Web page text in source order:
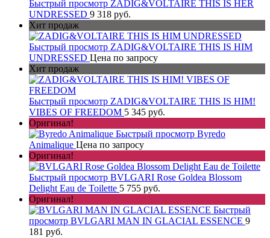
Быстрый просмотр ZADIG&VOLTAIRE THIS IS HER
UNDRESSED 9 318 руб.
Хит продаж
Быстрый просмотр ZADIG&VOLTAIRE THIS IS HIM
UNDRESSED Цена по запросу
Хит продаж
Быстрый просмотр ZADIG&VOLTAIRE THIS IS HIM!
VIBES OF FREEDOM 5 345 руб.
Оригинал!
Быстрый просмотр Byredo
Animalique Цена по запросу
Оригинал!
Быстрый просмотр BVLGARI Rose Goldea Blossom
Delight Eau de Toilette 5 755 руб.
Оригинал!
Быстрый
просмотр BVLGARI MAN IN GLACIAL ESSENCE 9
181 руб.